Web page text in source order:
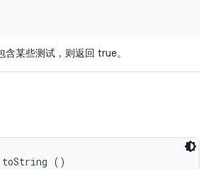
某些测试，则返回 true。
()